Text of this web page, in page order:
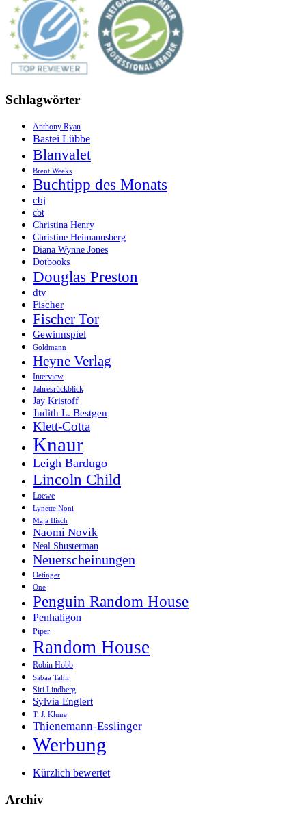
Schlagwörter
Anthony Ryan
Bastei Lübbe
Blanvalet
Brent Weeks
Buchtipp des Monats
cbj
cbt
Christina Henry
Christine Heimannsberg
Diana Wynne Jones
Dotbooks
Douglas Preston
dtv
Fischer
Fischer Tor
Gewinnspiel
Goldmann
Heyne Verlag
Interview
Jahresrückblick
Jay Kristoff
Judith L. Bestgen
Klett-Cotta
Knaur
Leigh Bardugo
Lincoln Child
Loewe
Lynette Noni
Maja Ilisch
Naomi Novik
Neal Shusterman
Neuerscheinungen
Oetinger
One
Penguin Random House
Penhaligon
Piper
Random House
Robin Hobb
Sabaa Tahir
Siri Lindberg
Sylvia Englert
T. J. Klune
Thienemann-Esslinger
Werbung
Kürzlich bewertet
Archiv